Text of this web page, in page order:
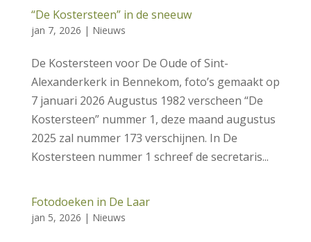
“De Kostersteen” in de sneeuw
jan 7, 2026 | Nieuws
De Kostersteen voor De Oude of Sint-
Alexanderkerk in Bennekom, foto’s gemaakt op
7 januari 2026 Augustus 1982 verscheen “De
Kostersteen” nummer 1, deze maand augustus
2025 zal nummer 173 verschijnen. In De
Kostersteen nummer 1 schreef de secretaris...
Fotodoeken in De Laar
jan 5, 2026 | Nieuws